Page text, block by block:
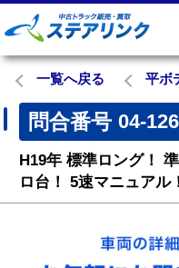
一覧へ戻る 平ボ
問合番号 04-
H19年 標準ロング！
ロ台！
5速マニュアル！